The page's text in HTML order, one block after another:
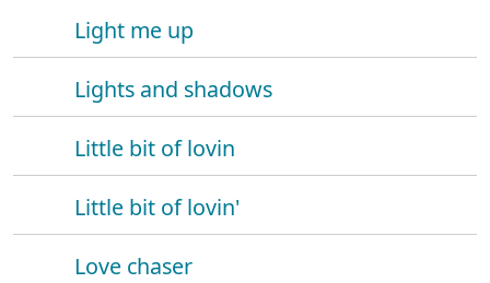
Light me up
Lights and shadows
Little bit of lovin
Little bit of lovin'
Love chaser